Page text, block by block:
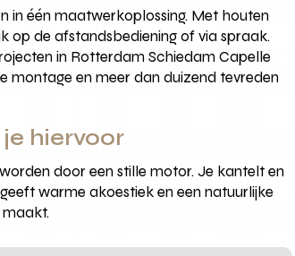
in één maatwerkoplossing. Met houten
op de afstandsbediening of via spraak.
in Rotterdam Schiedam Capelle
montage en meer dan duizend tevreden
hiervoor
door een stille motor. Je kantelt en
warme akoestiek en een natuurlijke